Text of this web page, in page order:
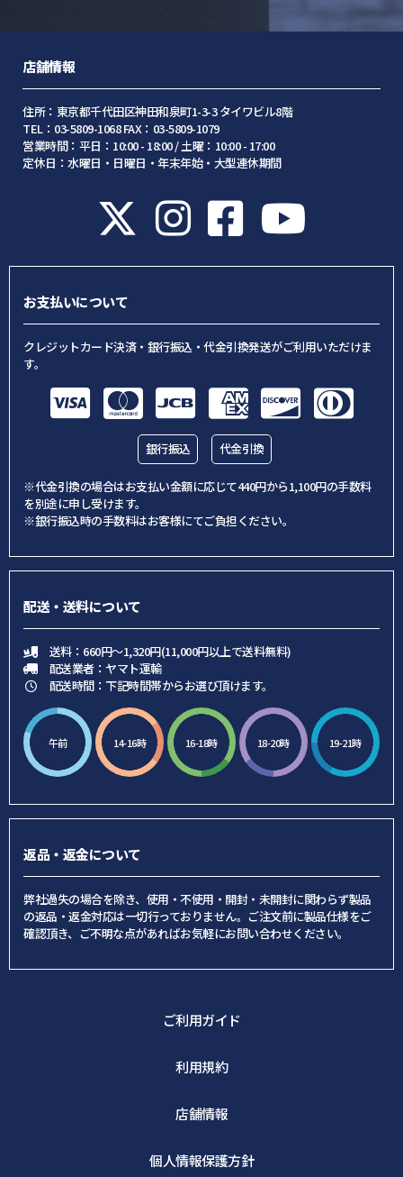
店舗情報
住所：東京都千代田区神田和泉町1-3-3 タイワビル8階
TEL：03-5809-1068 FAX：03-5809-1079
営業時間：平日：10:00 - 18:00 / 土曜：10:00 - 17:00
定休日：水曜日・日曜日・年末年始・大型連休期間
お支払いについて
クレジットカード決済・銀行振込・代金引換発送がご利用いただけま
す。
銀行振込 代金引換
※代金引換の場合はお支払い金額に応じて440円から1,100円の手数料
を別途に申し受けます。
※銀行振込時の手数料はお客様にてご負担ください。
配送・送料について
送料：660円～1,320円(11,000円以上で送料無料)
配送業者：ヤマト運輸
配送時間：下記時間帯からお選び頂けます。
午前 14-16時 16-18時 18-20時 19-21時
返品・返金について
弊社過失の場合を除き、使用・不使用・開封・未開封に関わらず製品
の返品・返金対応は一切行っておりません。ご注文前に製品仕様をご
確認頂き、ご不明な点があればお気軽にお問い合わせください。
ご利用ガイド
利用規約
店舗情報
個人情報保護方針